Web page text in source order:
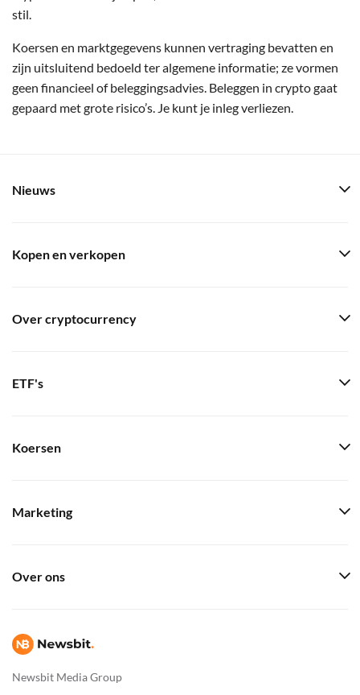
stil.
Koersen en marktgegevens kunnen vertraging bevatten en
zijn uitsluitend bedoeld ter algemene informatie; ze vormen
geen financieel of beleggingsadvies. Beleggen in crypto gaat
gepaard met grote risico’s. Je kunt je inleg verliezen.
Newsbit Media Group
Nieuws
Kopen en verkopen
Over cryptocurrency
ETF's
Koersen
Marketing
Over ons